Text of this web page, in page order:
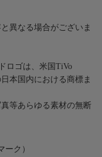
異なる場合がございま
ロゴは、米国TiVo
本国内における商標ま
等あらゆる素材の無断
ーク）